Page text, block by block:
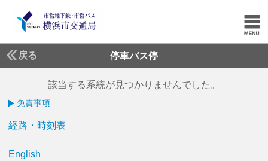
戻る 停車バス停
該当する系統が見つかりませんでした。
免責事項
経路・時刻表
English